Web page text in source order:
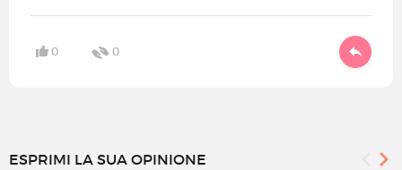
0 0
ESPRIMI LA SUA OPINIONE